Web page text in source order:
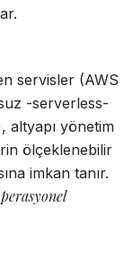
servisler (AWS
-serverless-
altyapı yönetim
ölçeklenebilir
imkan tanır.